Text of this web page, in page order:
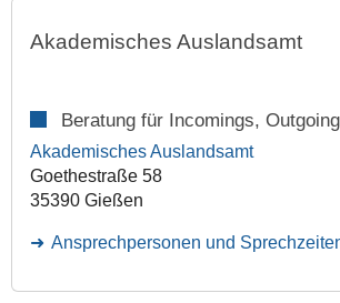
Akademisches Auslandsamt
Beratung für Incomings,
Akademisches Auslandsamt
Goethestraße 58
35390 Gießen
Ansprechpersonen und